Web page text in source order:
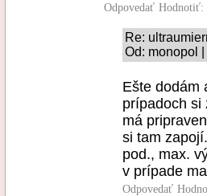
Odpovedať Hodnotiť:
Re:
Od: monopol
Ešte dodám
prípadoch si
má
si tam
pod., max.
v prípade
Odpovedať